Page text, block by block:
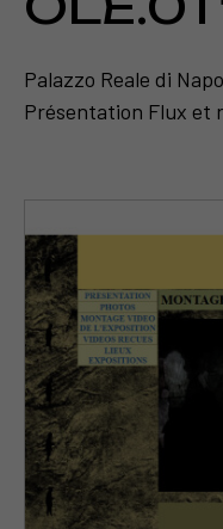
Palazzo Reale di
Présentation Flux et